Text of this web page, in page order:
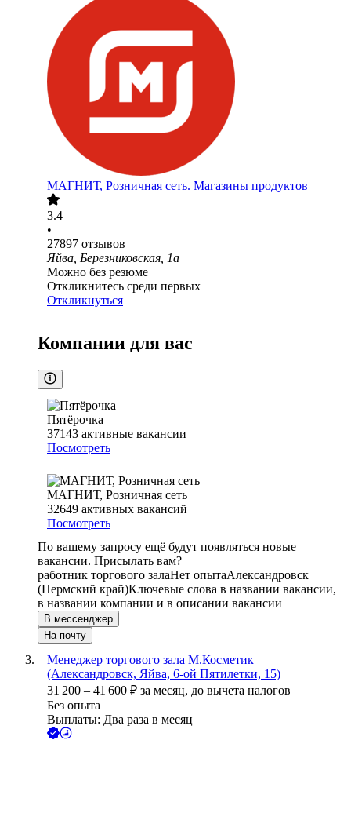
МАГНИТ, Розничная сеть. Магазины продуктов
3.4
•
27897 отзывов
Яйва, Березниковская, 1а
Можно без резюме
Откликнитесь среди первых
Откликнуться
Компании для вас
Пятёрочка
37143 активные вакансии
Посмотреть
МАГНИТ, Розничная сеть
32649 активных вакансий
Посмотреть
По вашему запросу ещё будут появляться новые
вакансии. Присылать вам?
работник торгового залаНет опытаАлександровск
(Пермский край)Ключевые слова в названии вакансии,
в названии компании и в описании вакансии
В мессенджер
На почту
Менеджер торгового зала М.Косметик
(Александровск, Яйва, 6-ой Пятилетки, 15)
31 200 – 41 600 ₽ за месяц, до вычета налогов
Без опыта
Выплаты: Два раза в месяц